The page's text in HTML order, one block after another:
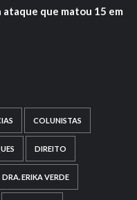
que matou 15 em
COLUNISTAS
DIREITO
DRA. ERIKA VERDE